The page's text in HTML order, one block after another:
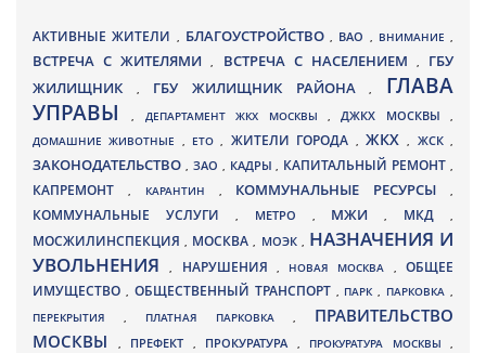
АКТИВНЫЕ ЖИТЕЛИ , БЛАГОУСТРОЙСТВО , ВАО , ВНИМАНИЕ ,
ВСТРЕЧА С ЖИТЕЛЯМИ, ВСТРЕЧА С НАСЕЛЕНИЕМ , ГБУ
ЖИЛИЩНИК
, ГБУ ЖИЛИЩНИК РАЙОНА, ГЛАВА
УПРАВЫ, ДЕПАРТАМЕНТ ЖКХ МОСКВЫ ,ДЖКХ МОСКВЫ ,
ДОМАШНИЕ ЖИВОТНЫЕ , ЕТО, ЖИТЕЛИ ГОРОДА , ЖКХ, ЖСК,
ЗАКОНОДАТЕЛЬСТВО , ЗАО , КАДРЫ, КАПИТАЛЬНЫЙ РЕМОНТ ,
КАПРЕМОНТ , КАРАНТИН , КОММУНАЛЬНЫЕ РЕСУРСЫ,
КОММУНАЛЬНЫЕ УСЛУГИ , МЕТРО , МЖИ, МКД ,
МОСЖИЛИНСПЕКЦИЯ, МОСКВА , МОЭК , НАЗНАЧЕНИЯ И
УВОЛЬНЕНИЯ, НАРУШЕНИЯ , НОВАЯ МОСКВА ,ОБЩЕЕ
ИМУЩЕСТВО , ОБЩЕСТВЕННЫЙ ТРАНСПОРТ , ПАРК, ПАРКОВКА ,
ПЕРЕКРЫТИЯ , ПЛАТНАЯ ПАРКОВКА , ПРАВИТЕЛЬСТВО
МОСКВЫ
, ПРЕФЕКТ , ПРОКУРАТУРА , ПРОКУРАТУРА МОСКВЫ ,